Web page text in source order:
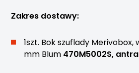
Zakres dostawy:
1szt. Bok szuflady Merivobox,
mm Blum 470M5002S,